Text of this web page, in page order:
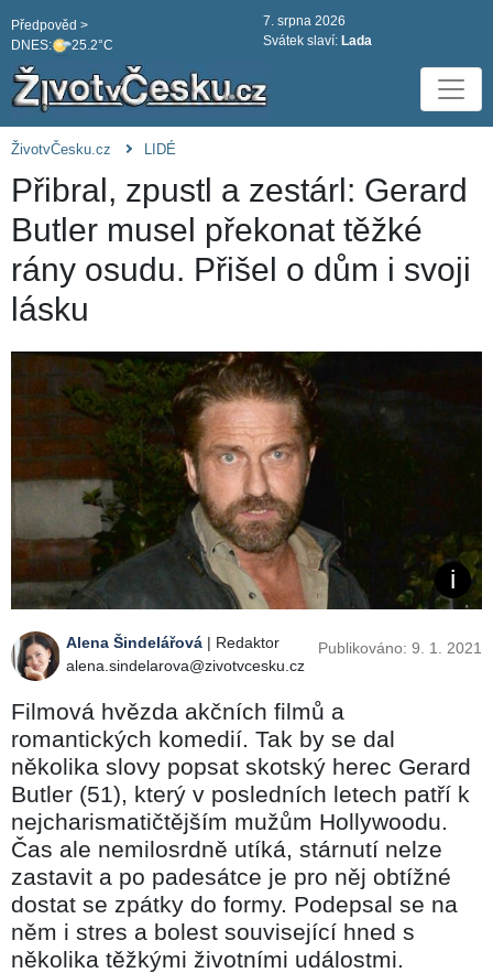
DNES: 25.2°C
Předpověd >
7. srpna 2026
Svátek slaví: Lada
ŽivotvČesku.cz LIDÉ
Přibral, zpustl a zestárl: Gerard
Butler musel překonat těžké
rány osudu. Přišel o dům i svoji
lásku
Alena Šindelářová | Redaktor
alena.sindelarova@zivotvcesku.cz
Publikováno: 9. 1. 2021
Filmová hvězda akčních filmů a
romantických komedií. Tak by se dal
několika slovy popsat skotský herec Gerard
Butler (51), který v posledních letech patří k
nejcharismatičtějším mužům Hollywoodu.
Čas ale nemilosrdně utíká, stárnutí nelze
zastavit a po padesátce je pro něj obtížné
dostat se zpátky do formy. Podepsal se na
něm i stres a bolest související hned s
několika těžkými životními událostmi.